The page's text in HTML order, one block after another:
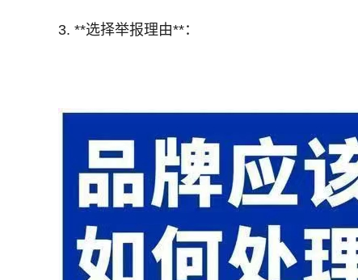
3. **选择举报理由**：